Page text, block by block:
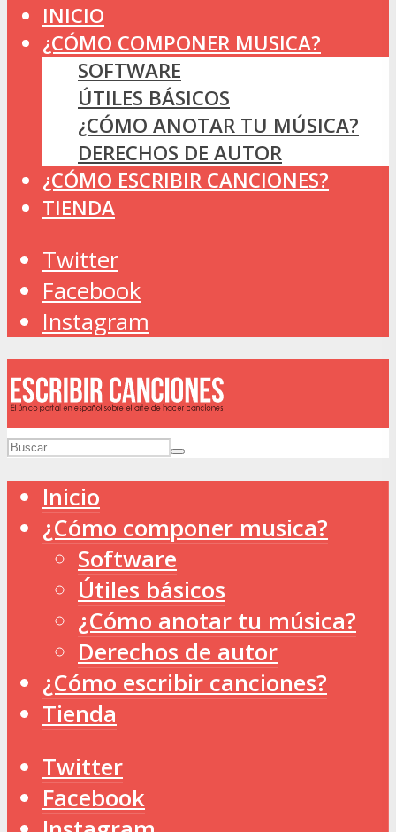
INICIO
¿CÓMO COMPONER MUSICA?
SOFTWARE
ÚTILES BÁSICOS
¿CÓMO ANOTAR TU MÚSICA?
DERECHOS DE AUTOR
¿CÓMO ESCRIBIR CANCIONES?
TIENDA
Twitter
Facebook
Instagram
Inicio
¿Cómo componer musica?
Software
Útiles básicos
¿Cómo anotar tu música?
Derechos de autor
¿Cómo escribir canciones?
Tienda
Twitter
Facebook